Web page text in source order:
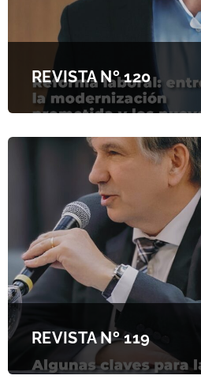
REVISTA Nº 120
REVISTA Nº 119